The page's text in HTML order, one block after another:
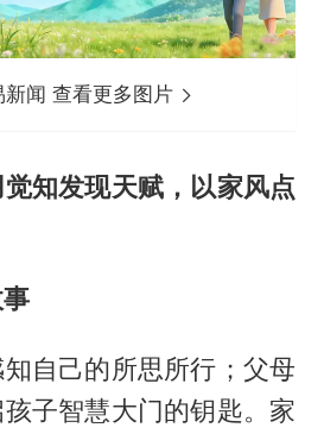
新闻 查看更多图片
知发现天赋，以家风点
自己的所思所行；父母
子智慧大门的钥匙。家